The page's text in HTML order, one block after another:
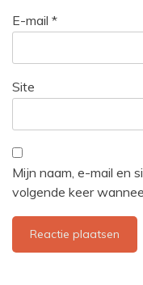
E-mail *
Site
Mijn naam, e-mail en
volgende keer